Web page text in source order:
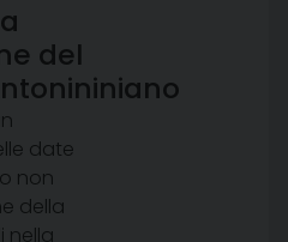
del
date
non
della
nella